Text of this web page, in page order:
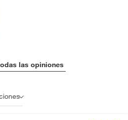
las opiniones